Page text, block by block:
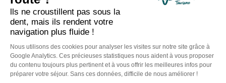
Made with by IRIS Interactive
Mentions légales - Politique de confidentialité
Accessibilité numérique
conditions d'utilisationde Google s'appliquent.